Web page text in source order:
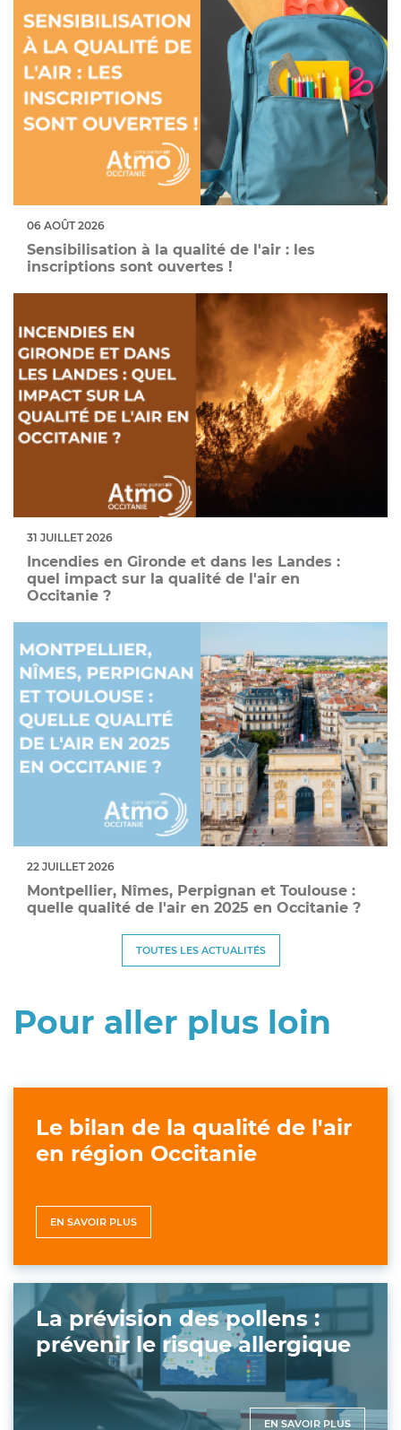
06 AOÛT 2026
Sensibilisation à la qualité de l'air : les
inscriptions sont ouvertes !
31 JUILLET 2026
Incendies en Gironde et dans les Landes :
quel impact sur la qualité de l'air en
Occitanie ?
22 JUILLET 2026
Montpellier, Nîmes, Perpignan et Toulouse :
quelle qualité de l'air en 2025 en Occitanie ?
TOUTES LES ACTUALITÉS
Pour aller plus loin
Le bilan de la qualité de l'air
en région Occitanie
EN SAVOIR PLUS
La prévision des pollens :
prévenir le risque allergique
EN SAVOIR PLUS